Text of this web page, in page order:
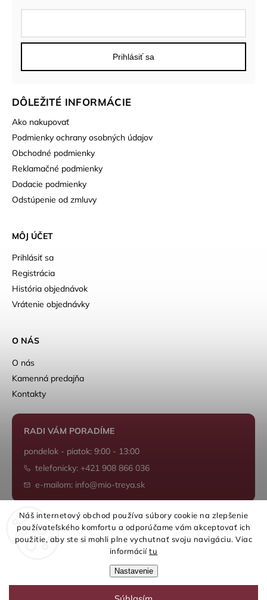
Náš internetový obchod používa súbory cookie na zlepšenie
používateľského komfortu a odporúčame vám akceptovať ich
použitie, aby ste si mohli plne vychutnať svoju navigáciu. Viac
informáciítu
Nastavenie
DÔLEŽITÉ INFORMÁCIE
Ako nakupovať
Podmienky ochrany osobných údajov
Obchodné podmienky
Reklamačné podmienky
Dodacie podmienky
Odstúpenie od zmluvy
MÔJ ÚČET
Prihlásiť sa
Registrácia
História objednávok
Vrátenie objednávky
Prihlásiť sa
O NÁS
O nás
Kamenná predajňa
Kontakty
RADI VÁM PORADÍME
pondelok - piatok: 9:00 - 13:00
telefonicky: +421 908 866 036
e-mailom: info@mio-treya.sk
Shoptet.sk